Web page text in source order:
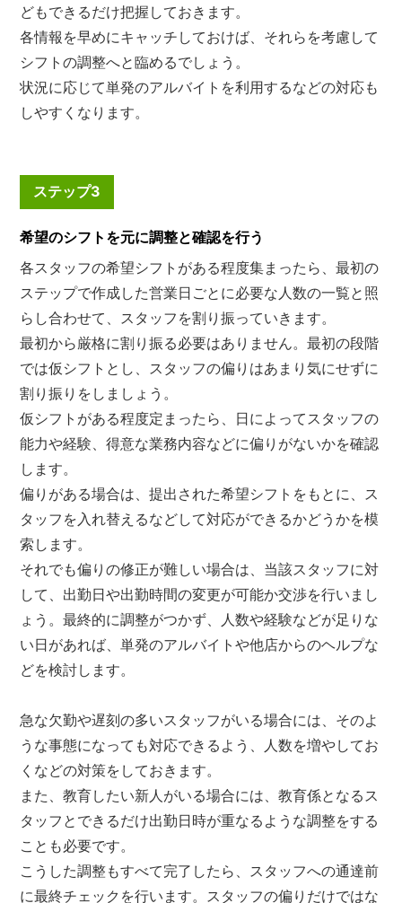
どもできるだけ把握しておきます。
各情報を早めにキャッチしておけば、それらを考慮して
シフトの調整へと臨めるでしょう。
状況に応じて単発のアルバイトを利用するなどの対応も
しやすくなります。
ステップ3
希望のシフトを元に調整と確認を行う
各スタッフの希望シフトがある程度集まったら、最初の
ステップで作成した営業日ごとに必要な人数の一覧と照
らし合わせて、スタッフを割り振っていきます。
最初から厳格に割り振る必要はありません。最初の段階
では仮シフトとし、スタッフの偏りはあまり気にせずに
割り振りをしましょう。
仮シフトがある程度定まったら、日によってスタッフの
能力や経験、得意な業務内容などに偏りがないかを確認
します。
偏りがある場合は、提出された希望シフトをもとに、ス
タッフを入れ替えるなどして対応ができるかどうかを模
索します。
それでも偏りの修正が難しい場合は、当該スタッフに対
して、出勤日や出勤時間の変更が可能か交渉を行いまし
ょう。最終的に調整がつかず、人数や経験などが足りな
い日があれば、単発のアルバイトや他店からのヘルプな
どを検討します。
急な欠勤や遅刻の多いスタッフがいる場合には、そのよ
うな事態になっても対応できるよう、人数を増やしてお
くなどの対策をしておきます。
また、教育したい新人がいる場合には、教育係となるス
タッフとできるだけ出勤日時が重なるような調整をする
ことも必要です。
こうした調整もすべて完了したら、スタッフへの通達前
に最終チェックを行います。スタッフの偏りだけではな